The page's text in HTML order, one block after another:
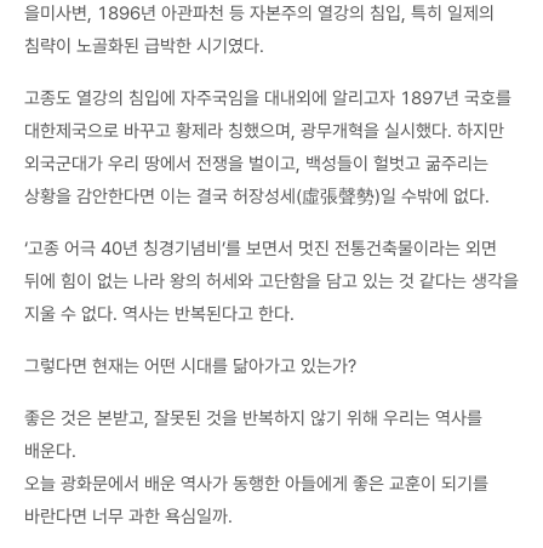
을미사변, 1896년 아관파천 등 자본주의 열강의 침입, 특히 일제의
침략이 노골화된 급박한 시기였다.
고종도 열강의 침입에 자주국임을 대내외에 알리고자 1897년 국호를
대한제국으로 바꾸고 황제라 칭했으며, 광무개혁을 실시했다. 하지만
외국군대가 우리 땅에서 전쟁을 벌이고, 백성들이 헐벗고 굶주리는
상황을 감안한다면 이는 결국 허장성세(虛張聲勢)일 수밖에 없다.
‘고종 어극 40년 칭경기념비’를 보면서 멋진 전통건축물이라는 외면
뒤에 힘이 없는 나라 왕의 허세와 고단함을 담고 있는 것 같다는 생각을
지울 수 없다. 역사는 반복된다고 한다.
그렇다면 현재는 어떤 시대를 닮아가고 있는가?
좋은 것은 본받고, 잘못된 것을 반복하지 않기 위해 우리는 역사를
배운다.
오늘 광화문에서 배운 역사가 동행한 아들에게 좋은 교훈이 되기를
바란다면 너무 과한 욕심일까.